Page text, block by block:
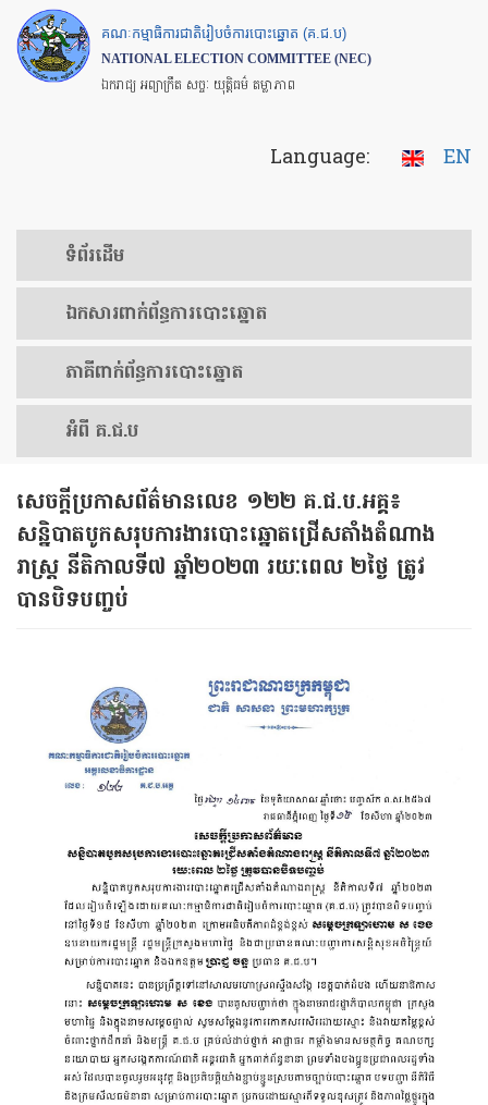
Skip
to
main
គណៈកម្មាធិការជាតិរៀបចំការបោះឆ្នោត (គ.ជ.ប)
NATIONAL ELECTION COMMITTEE (NEC)
ឯករាជ្យ អព្យាក្រឹត សច្ចៈ យុត្តិធម៌ តម្លាភាព
Language: EN
ទំព័រ​ដើម
ឯកសារ​ពាក់ព័ន្ធ​ការ​បោះឆ្នោត
​ភាគីពាក់ព័ន្ធ​​ការ​បោះឆ្នោត
អំពី គ.ជ.ប
សេចក្តីប្រកាសព័ត៌មានលេខ​ ១២២ គ.ជ.ប.អគ្គ៖​
សន្និបាតបូកសរុបការងារបោះឆ្នោតជ្រើសតាំងតំណាង
រាស្រ្ត នីតិកាលទី៧ ឆ្នាំ២០២៣ រយៈពេល ២ថ្ងៃ ត្រូវ
បានបិទបញ្ចប់